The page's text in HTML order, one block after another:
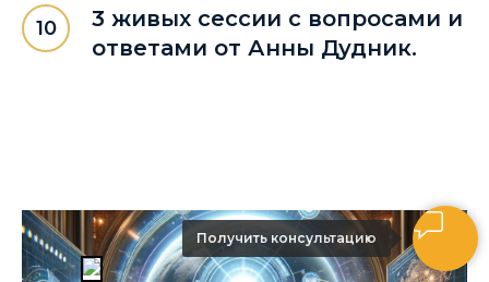
3 живых сессии с вопросами и
ответами от Анны Дудник.
Получить консультацию